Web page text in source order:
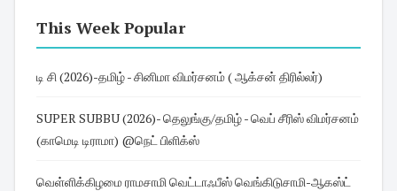
This Week Popular
டி சி (2026)-தமிழ் - சினிமா விமர்சனம் ( ஆக்சன் திரில்லர்)
SUPER SUBBU (2026)- தெலுங்கு/தமிழ் - வெப் சீரிஸ் விமர்சனம்
(காமெடி டிராமா) @நெட் பிளிக்ஸ்
வெள்ளிக்கிழமை ராமசாமி வெட்டாஃபீஸ் வெங்கிடுசாமி-ஆகஸ்ட்